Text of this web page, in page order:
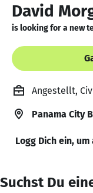
David
is looking for a new
Angestellt,
Panama City
Logg Dich ein,
Suchst Du